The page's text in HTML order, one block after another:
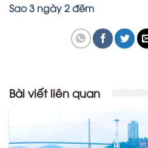
Sao 3 ngày 2 đêm
Bài viết liên quan